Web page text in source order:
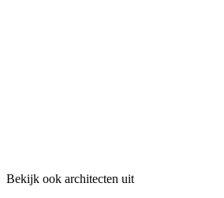
Bekijk ook architecten uit